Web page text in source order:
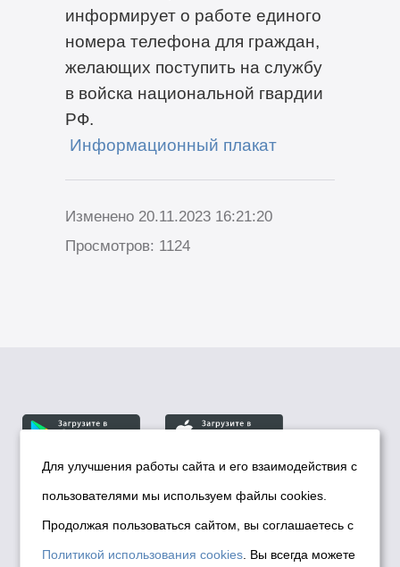
информирует о работе единого
номера телефона для граждан,
желающих поступить на службу
в войска национальной гвардии
РФ.
Информационный плакат
Изменено 20.11.2023 16:21:20
Просмотров: 1124
© Департамент информационной политики мэрии
города Новосибирска, 2026
Политика использования Cookies
Для улучшения работы сайта и его взаимодействия с
пользователями мы используем файлы cookies.
Продолжая пользоваться сайтом, вы соглашаетесь с
Политикой использования cookies . Вы всегда можете